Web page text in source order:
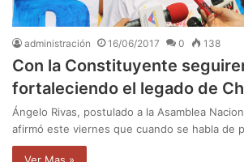
administración 16/06/2017 0 138
Con la Constituyente
fortaleciendo el legado de
Ángelo Rivas, postulado a la Asamblea
afirmó este viernes que cuando se habla de
Ver Mas »